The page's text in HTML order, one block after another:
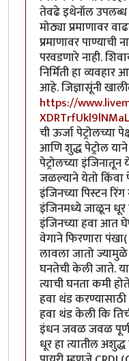
तेवढे इथेनॉल उपलब्ध
मोठ्या प्रमाणावर
प्रमाणावर
परवडणारे नाही.
निर्मिती हा
आहे. जिज्ञासूंनी
https://
ची ऊर्जा पेट्रोलच्या
आणि शुद्ध पेट्रोल
पेट्रोलच्या
जळल्याने येतो
इंजिनच्या पिस्टन
इंजिनमध्ये जाळून धूर
इंजिनच्या हवा आत
वेगाने फिरणारा
लावला जातो
घनतेची केली जाते.
त्याची घनता कमी
हवा थंड
हवा थंड केली कि
इंधन जवळ जवळ
धूर हा त्यातील